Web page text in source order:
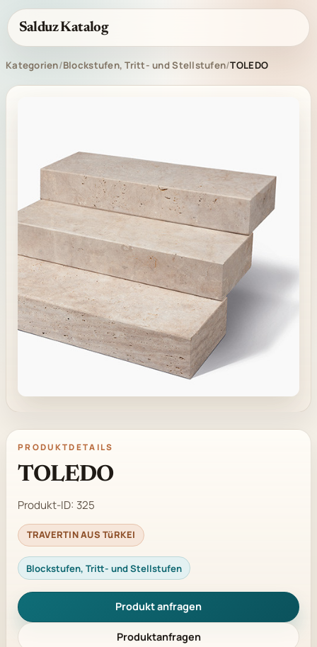
Salduz Katalog
Kategorien/Blockstufen, Tritt- und Stellstufen/TOLEDO
PRODUKTDETAILS
TOLEDO
Produkt-ID: 325
TRAVERTIN AUS TüRKEI
Blockstufen, Tritt- und Stellstufen
Produkt anfragen
Produktanfragen